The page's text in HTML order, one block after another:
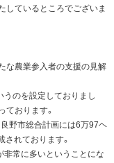
しているところでございま
な農業参入者の支援の見解
うのを設定しておりまし
ております。
野市総合計画には6万97ヘ
されております。
非常に多いということにな